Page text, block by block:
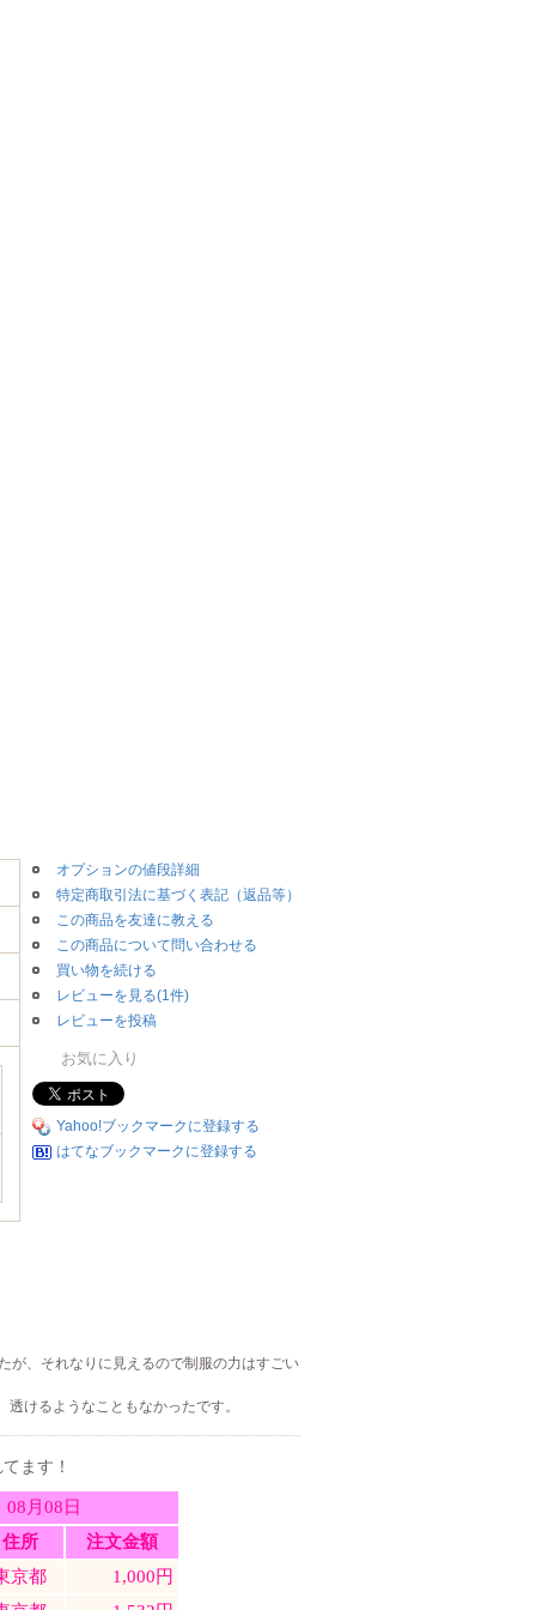
オプションの値段詳細
特定商取引法に基づく表記（返品等）
この商品を友達に教える
この商品について問い合わせる
買い物を続ける
レビューを見る(1件)
レビューを投稿
お気に入り
Yahoo!ブックマークに登録する
はてなブックマークに登録する
が、それなりに見えるので制服の力はすごい
けるようなこともなかったです。
ます！